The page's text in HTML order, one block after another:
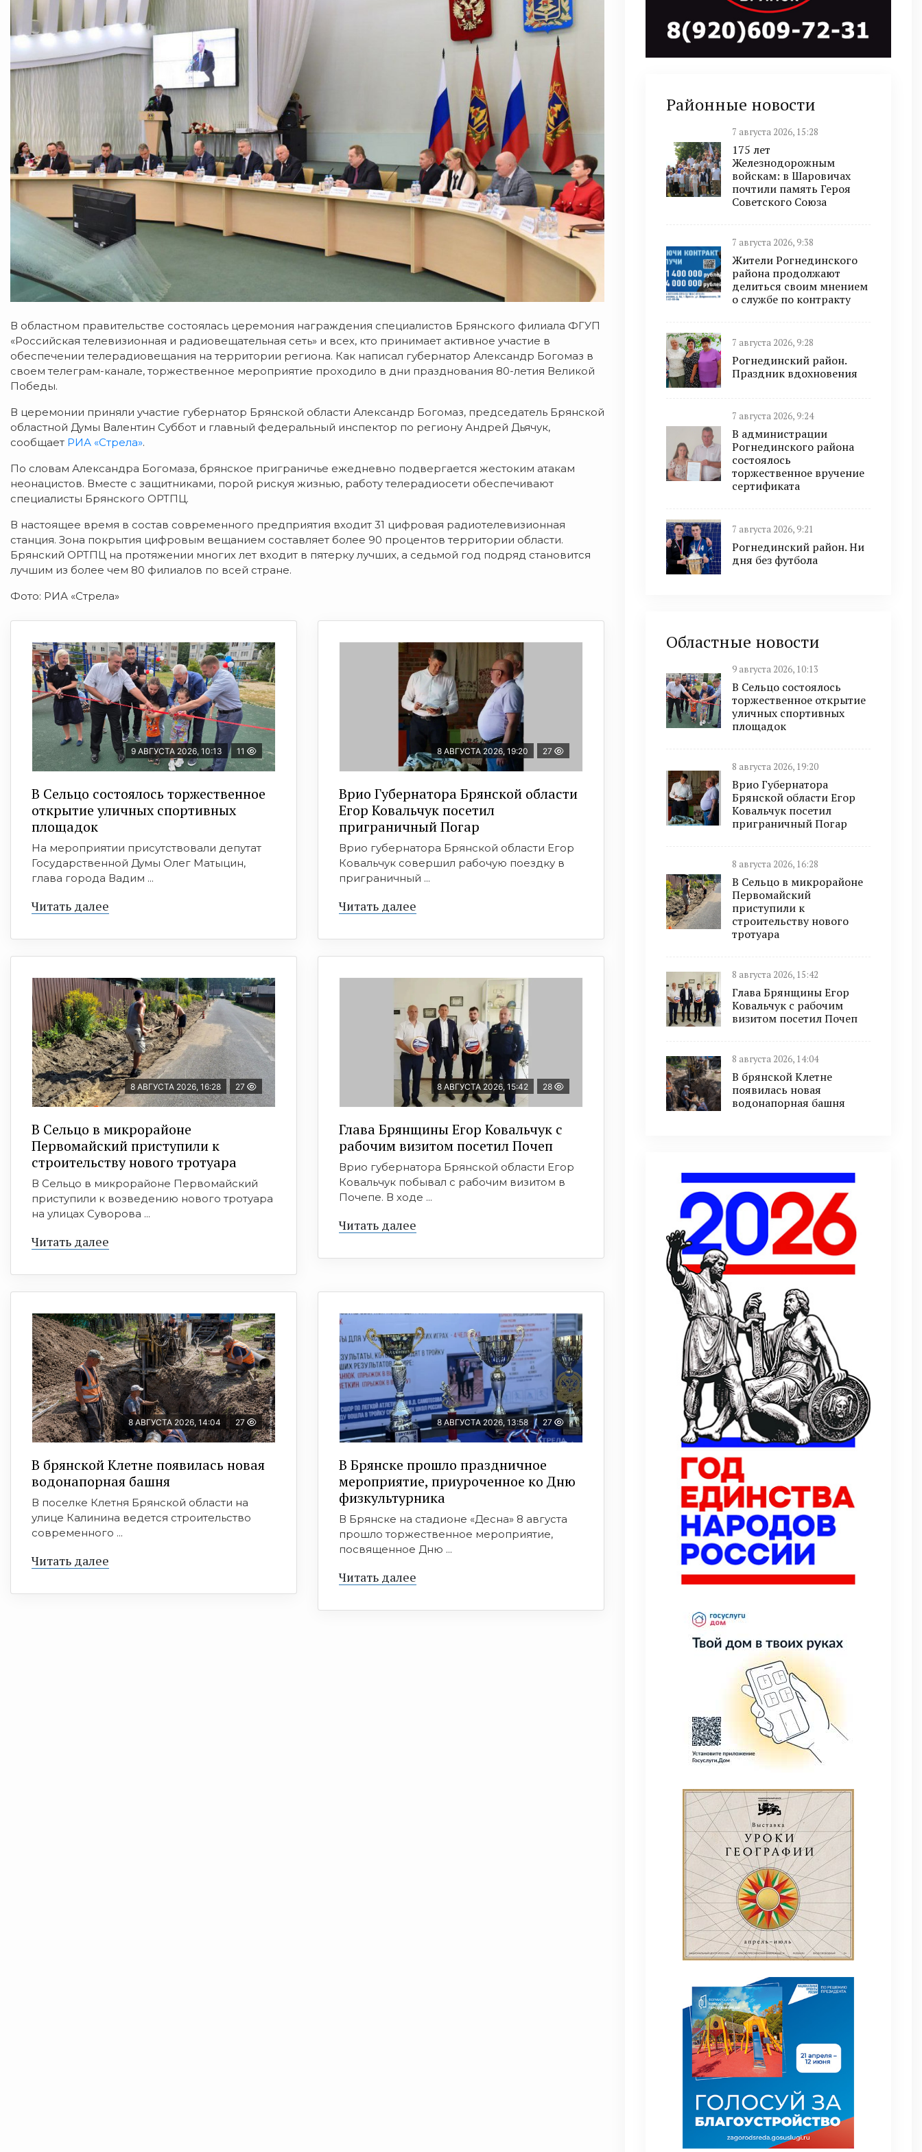
В областном правительстве состоялась церемония награждения специалистов Брянского филиала ФГУП
«Российская телевизионная и радиовещательная сеть» и всех, кто принимает активное участие в
обеспечении телерадиовещания на территории региона. Как написал губернатор Александр Богомаз в
своем телеграм-канале, торжественное мероприятие проходило в дни празднования 80-летия Великой
Победы.
В церемонии приняли участие губернатор Брянской области Александр Богомаз, председатель Брянской
областной Думы Валентин Суббот и главный федеральный инспектор по региону Андрей Дьячук,
сообщает РИА «Стрела».
По словам Александра Богомаза, брянское приграничье ежедневно подвергается жестоким атакам
неонацистов. Вместе с защитниками, порой рискуя жизнью, работу телерадиосети обеспечивают
специалисты Брянского ОРТПЦ.
В настоящее время в состав современного предприятия входит 31 цифровая радиотелевизионная
станция. Зона покрытия цифровым вещанием составляет более 90 процентов территории области.
Брянский ОРТПЦ на протяжении многих лет входит в пятерку лучших, а седьмой год подряд становится
лучшим из более чем 80 филиалов по всей стране.
Фото: РИА «Стрела»
9 АВГУСТА 2026, 10:13 11
В Сельцо состоялось торжественное
открытие уличных спортивных
площадок
На мероприятии присутствовали депутат
Государственной Думы Олег Матыцин,
глава города Вадим ...
Читать далее
8 АВГУСТА 2026, 19:20 27
Врио Губернатора Брянской области
Егор Ковальчук посетил
приграничный Погар
Врио губернатора Брянской области Егор
Ковальчук совершил рабочую поездку в
приграничный ...
Читать далее
8 АВГУСТА 2026, 16:28 27
В Сельцо в микрорайоне
Первомайский приступили к
строительству нового тротуара
В Сельцо в микрорайоне Первомайский
приступили к возведению нового тротуара
на улицах Суворова ...
Читать далее
8 АВГУСТА 2026, 15:42 28
Глава Брянщины Егор Ковальчук с
рабочим визитом посетил Почеп
Врио губернатора Брянской области Егор
Ковальчук побывал с рабочим визитом в
Почепе. В ходе ...
Читать далее
8 АВГУСТА 2026, 14:04 27
В брянской Клетне появилась новая
водонапорная башня
В поселке Клетня Брянской области на
улице Калинина ведется строительство
современного ...
Читать далее
8 АВГУСТА 2026, 13:58 27
В Брянске прошло праздничное
мероприятие, приуроченное ко Дню
физкультурника
В Брянске на стадионе «Десна» 8 августа
прошло торжественное мероприятие,
посвященное Дню ...
Читать далее
Районные новости
7 августа 2026, 15:28
175 лет
Железнодорожным
войскам: в Шаровичах
почтили память Героя
Советского Союза
7 августа 2026, 9:38
Жители Рогнединского
района продолжают
делиться своим мнением
о службе по контракту
7 августа 2026, 9:28
Рогнединский район.
Праздник вдохновения
7 августа 2026, 9:24
В администрации
Рогнединского района
состоялось
торжественное вручение
сертификата
7 августа 2026, 9:21
Рогнединский район. Ни
дня без футбола
Областные новости
9 августа 2026, 10:13
В Сельцо состоялось
торжественное открытие
уличных спортивных
площадок
8 августа 2026, 19:20
Врио Губернатора
Брянской области Егор
Ковальчук посетил
приграничный Погар
8 августа 2026, 16:28
В Сельцо в микрорайоне
Первомайский
приступили к
строительству нового
тротуара
8 августа 2026, 15:42
Глава Брянщины Егор
Ковальчук с рабочим
визитом посетил Почеп
8 августа 2026, 14:04
В брянской Клетне
появилась новая
водонапорная башня